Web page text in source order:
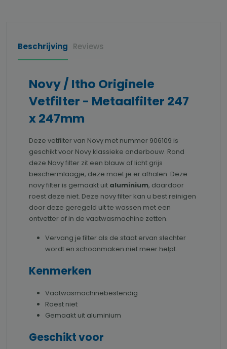
Beschrijving Reviews
Novy / Itho Originele
Vetfilter - Metaalfilter 247
x 247mm
Deze vetfilter van Novy met nummer 906109 is
geschikt voor Novy klassieke onderbouw. Rond
deze Novy filter zit een blauw of licht grijs
beschermlaagje, deze moet je er afhalen. Deze
novy filter is gemaakt uit aluminium, daardoor
roest deze niet. Deze novy filter kan u best reinigen
door deze geregeld uit te wassen met een
ontvetter of in de vaatwasmachine zetten.
Vervang je filter als de staat ervan slechter
wordt en schoonmaken niet meer helpt.
Kenmerken
Vaatwasmachinebestendig
Roest niet
Gemaakt uit aluminium
Geschikt voor